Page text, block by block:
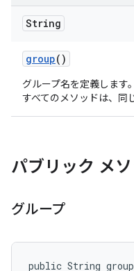
String
group()
グループ名を定義します
すべてのメソッドは、同
パブリック メ
グループ
public String